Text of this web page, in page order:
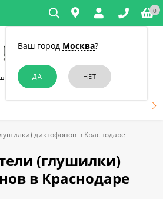
Ваш город Москва?
0
связи и диктофонов в Краснодаре
диктофонов в Краснодаре
(глушилки)
в Краснодаре